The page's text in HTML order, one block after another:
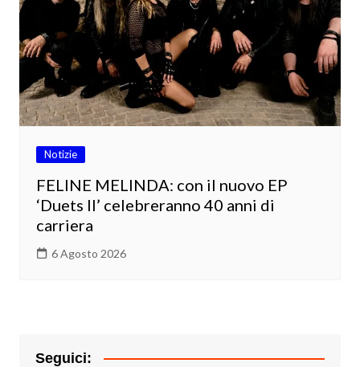
Notizie
FELINE MELINDA: con il nuovo EP
‘Duets II’ celebreranno 40 anni di
carriera
6 Agosto 2026
Seguici: